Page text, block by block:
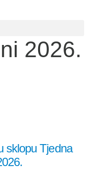
2026.
sklopu Tjedna